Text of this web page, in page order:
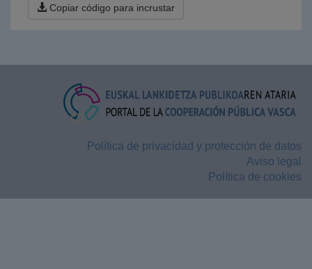
Copiar código para incrustar
Política de privacidad y protección de datos
Aviso legal
Política de cookies